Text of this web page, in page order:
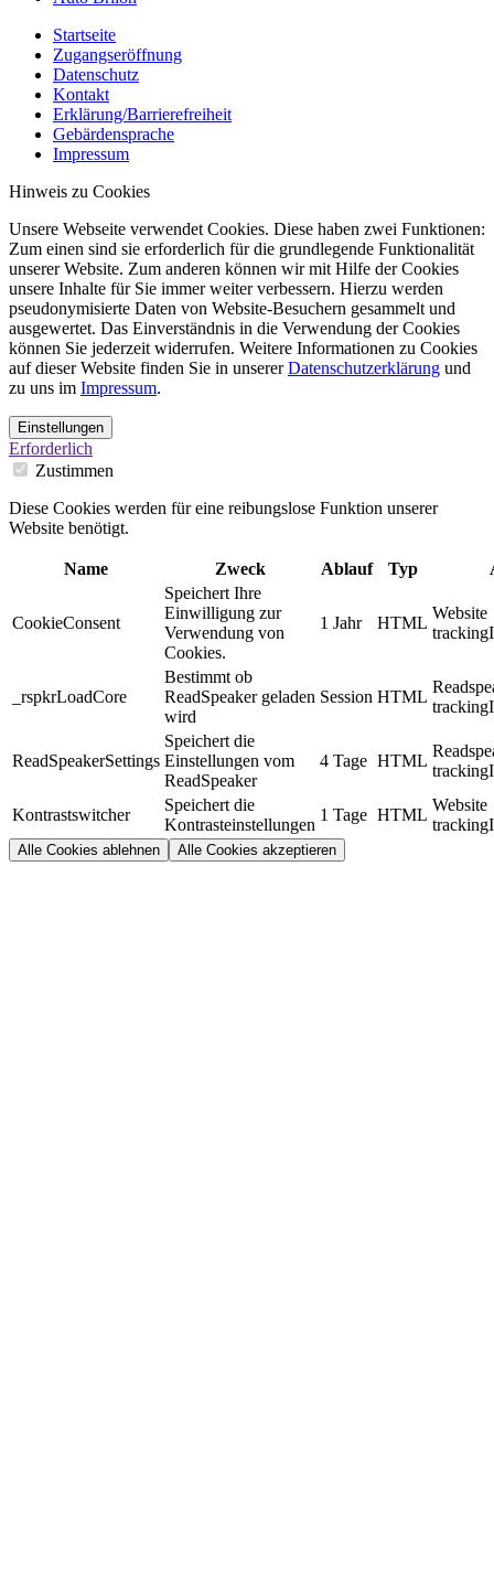
Startseite
Zugangseröffnung
Datenschutz
Kontakt
Erklärung/Barrierefreiheit
Gebärdensprache
Impressum
Hinweis zu Cookies
Unsere Webseite verwendet Cookies. Diese haben zwei Funktionen:
Zum einen sind sie erforderlich für die grundlegende Funktionalität
unserer Website. Zum anderen können wir mit Hilfe der Cookies
unsere Inhalte für Sie immer weiter verbessern. Hierzu werden
pseudonymisierte Daten von Website-Besuchern gesammelt und
ausgewertet. Das Einverständnis in die Verwendung der Cookies
können Sie jederzeit widerrufen. Weitere Informationen zu Cookies
auf dieser Website finden Sie in unsererDatenschutzerklärung und
zu uns im Impressum.
Einstellungen
Erforderlich
Zustimmen
Diese Cookies werden für eine reibungslose Funktion unserer
Website benötigt.
Name Zweck Ablauf Typ
CookieConsent
Speichert Ihre
Einwilligung zur
Verwendung von
Cookies.
1 Jahr HTML
Website
_rspkrLoadCore
Bestimmt ob
ReadSpeaker geladen
wird
Session HTML
ReadSpeakerSettings
Speichert die
Einstellungen vom
ReadSpeaker
4 Tage HTML
Kontrastswitcher
Speichert die
Kontrasteinstellungen
1 Tage HTML
Website
Alle Cookies ablehnen Alle Cookies akzeptieren